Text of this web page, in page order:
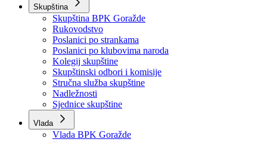
Informacije o gripi H1N1
Korona virus
Skupština
Skupština BPK Goražde
Rukovodstvo
Poslanici po strankama
Poslanici po klubovima naroda
Kolegij skupštine
Skupštinski odbori i komisije
Stručna služba skupštine
Nadležnosti
Sjednice skupštine